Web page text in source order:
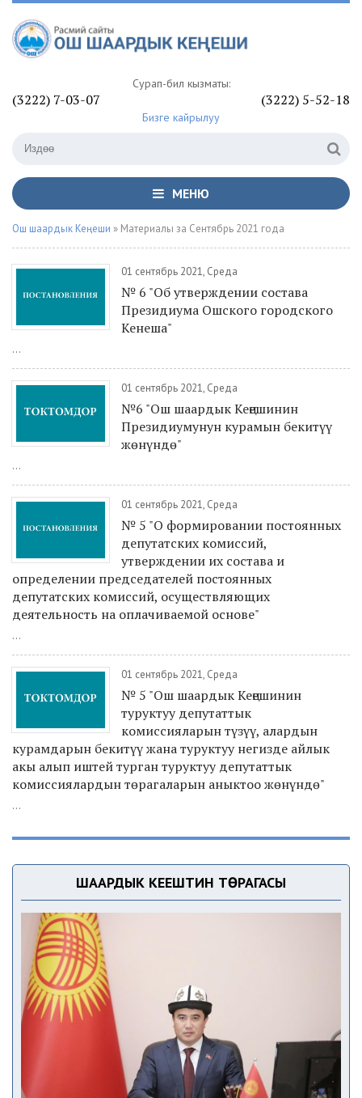
Сурап-билүү кызматы:
(3222) 7-03-07 (3222) 5-52-18
Бизге кайрылуу
МЕНЮ
Ош шаардык Кеңеши » Материалы за Сентябрь 2021 года
01 сентябрь 2021, Среда
№ 6 "Об утверждении состава
Президиума Ошского городского
Кенеша"
...
01 сентябрь 2021, Среда
№6 "Ош шаардык Кеңешинин
Президиумунун курамын бекитүү
жөнүндө"
...
01 сентябрь 2021, Среда
№ 5 "О формировании постоянных
депутатских комиссий,
утверждении их состава и
определении председателей постоянных
депутатских комиссий, осуществляющих
деятельность на оплачиваемой основе"
...
01 сентябрь 2021, Среда
№ 5 "Ош шаардык Кеңешинин
туруктуу депутаттык
комиссияларын түзүү, алардын
курамдарын бекитүү жана туруктуу негизде айлык
акы алып иштей турган туруктуу депутаттык
комиссиялардын төрагаларын аныктоо жөнүндө"
...
ШААРДЫК КЕҢЕШТИН ТӨРАГАСЫ